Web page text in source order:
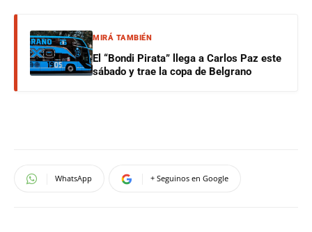
MIRÁ TAMBIÉN
El “Bondi Pirata” llega a Carlos Paz este
sábado y trae la copa de Belgrano
WhatsApp + Seguinos en Google